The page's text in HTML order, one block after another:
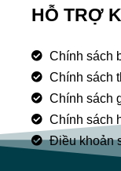
e
b
o
k
t
u
e
e
l
p
e
HỖ TRỢ
Chính sách
Chính sách
Chính sách
Chính sách
Điều khoản